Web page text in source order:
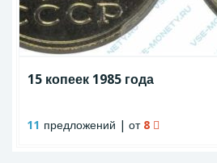
15 копеек 1985 года
11 предложений | от 8